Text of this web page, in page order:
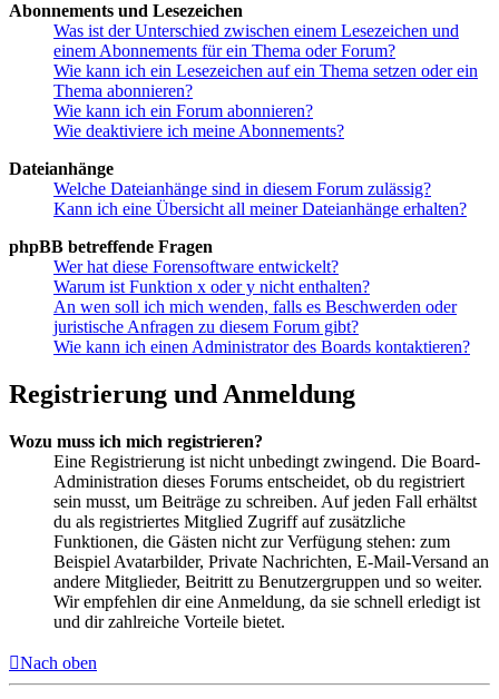
Abonnements und Lesezeichen
Was ist der Unterschied zwischen einem Lesezeichen und
einem Abonnements für ein Thema oder Forum?
Wie kann ich ein Lesezeichen auf ein Thema setzen oder ein
Thema abonnieren?
Wie kann ich ein Forum abonnieren?
Wie deaktiviere ich meine Abonnements?
Dateianhänge
Welche Dateianhänge sind in diesem Forum zulässig?
Kann ich eine Übersicht all meiner Dateianhänge erhalten?
phpBB betreffende Fragen
Wer hat diese Forensoftware entwickelt?
Warum ist Funktion x oder y nicht enthalten?
An wen soll ich mich wenden, falls es Beschwerden oder
juristische Anfragen zu diesem Forum gibt?
Wie kann ich einen Administrator des Boards kontaktieren?
Registrierung und Anmeldung
Wozu muss ich mich registrieren?
Eine Registrierung ist nicht unbedingt zwingend. Die Board-
Administration dieses Forums entscheidet, ob du registriert
sein musst, um Beiträge zu schreiben. Auf jeden Fall erhältst
du als registriertes Mitglied Zugriff auf zusätzliche
Funktionen, die Gästen nicht zur Verfügung stehen: zum
Beispiel Avatarbilder, Private Nachrichten, E-Mail-Versand an
andere Mitglieder, Beitritt zu Benutzergruppen und so weiter.
Wir empfehlen dir eine Anmeldung, da sie schnell erledigt ist
und dir zahlreiche Vorteile bietet.
Nach oben